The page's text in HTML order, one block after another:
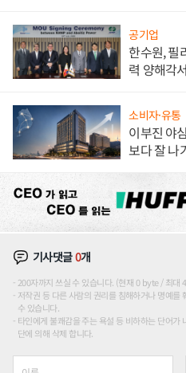
공기업
한수원, 필
력 양해각
소비자·유통
이부진 야
보다 잘 나
기사댓글0개
200자까지 쓰실 수 있습니다. (현재 0 byte / 최대
저작권 등 다른 사람의 권리를 침해하거나 명예를
수 있습니다.
타인에게 불쾌감을 주는 욕설 등 비하하는 단어
단에 의해 삭제 합니다.